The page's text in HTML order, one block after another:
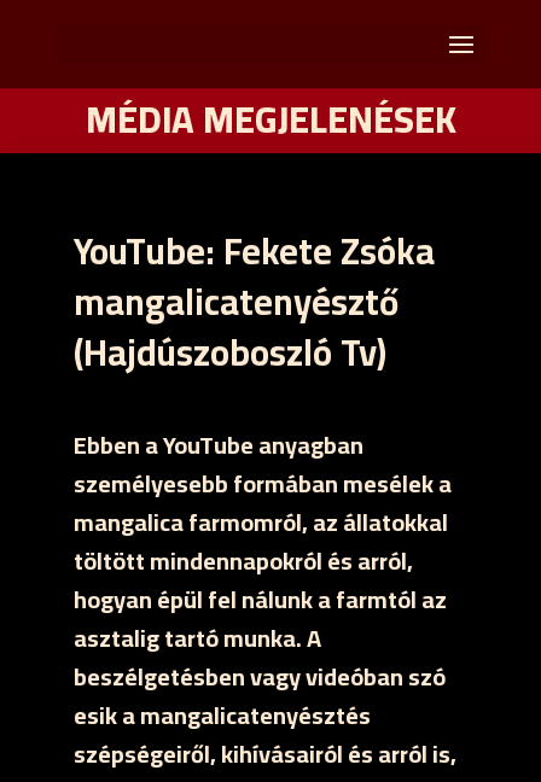
MÉDIA MEGJELENÉSEK
YouTube: Fekete Zsóka
mangalicatenyésztő
(Hajdúszoboszló Tv)
Ebben a YouTube anyagban
személyesebb formában mesélek a
mangalica farmomról, az állatokkal
töltött mindennapokról és arról,
hogyan épül fel nálunk a farmtól az
asztalig tartó munka. A
beszélgetésben vagy videóban szó
esik a mangalicatenyésztés
szépségeiről, kihívásairól és arról is,